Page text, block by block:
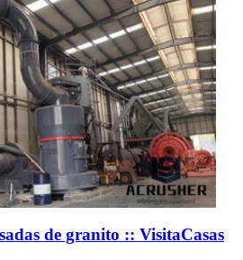
de granito :: VisitaCasas